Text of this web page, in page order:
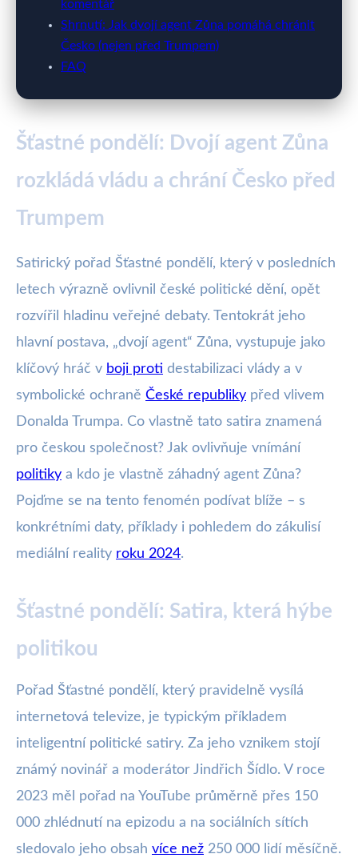
komentář
Shrnutí: Jak dvojí agent Zůna pomáhá chránit
Česko (nejen před Trumpem)
FAQ
Šťastné pondělí: Dvojí agent Zůna
rozkládá vládu a chrání Česko před
Trumpem
Satirický pořad Šťastné pondělí, který v posledních
letech výrazně ovlivnil české politické dění, opět
rozvířil hladinu veřejné debaty. Tentokrát jeho
hlavní postava, „dvojí agent“ Zůna, vystupuje jako
klíčový hráč v boji proti destabilizaci vlády a v
symbolické ochraně České republiky před vlivem
Donalda Trumpa. Co vlastně tato satira znamená
pro českou společnost? Jak ovlivňuje vnímání
politiky a kdo je vlastně záhadný agent Zůna?
Pojďme se na tento fenomén podívat blíže – s
konkrétními daty, příklady i pohledem do zákulisí
mediální reality roku 2024.
Šťastné pondělí: Satira, která hýbe
politikou
Pořad Šťastné pondělí, který pravidelně vysílá
internetová televize, je typickým příkladem
inteligentní politické satiry. Za jeho vznikem stojí
známý novinář a moderátor Jindřich Šídlo. V roce
2023 měl pořad na YouTube průměrně přes 150
000 zhlédnutí na epizodu a na sociálních sítích
sledovalo jeho obsah více než 250 000 lidí měsíčně.